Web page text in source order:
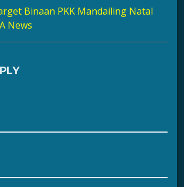
Binaan PKK Mandailing Natal
News